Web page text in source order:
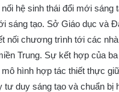
hệ sinh thái đổi mới
sáng tạo. Sở Giáo dục và
nối chương trình tới các
Trung. Sự kết hợp của
hình hợp tác thiết thực
duy sáng tạo và chuẩn bị